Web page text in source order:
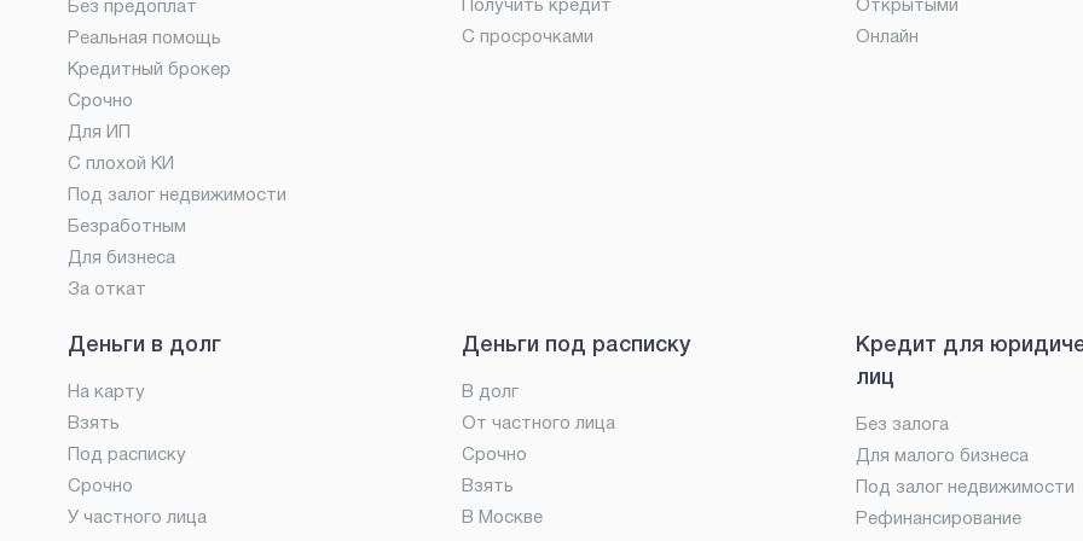
Без предоплат
Реальная помощь
Кредитный брокер
Срочно
Для ИП
С плохой КИ
Под залог недвижимости
Безработным
Для бизнеса
За откат
Получить кредит
С просрочками
Открытыми
Онлайн
Деньги в долг
На карту
Взять
Под расписку
Срочно
У частного лица
Деньги под расписку
В долг
От частного лица
Срочно
Взять
В Москве
Кредит для
лиц
Без залога
Для малого бизнеса
Под залог недвижимости
Рефинансирование